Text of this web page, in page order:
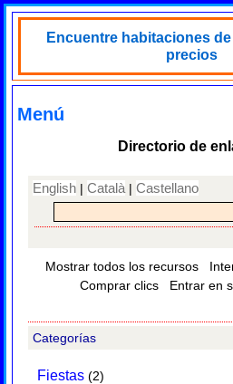
Encuentre habitaciones
precios
Menú
Directorio de
English | Català | Castellano
Mostrar todos los recursos
Comprar clics
Entrar en
Categorías
Fiestas (2)